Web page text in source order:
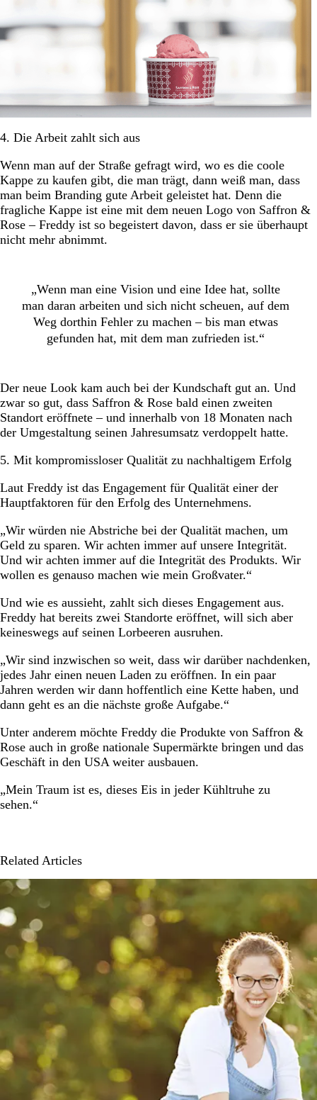
4. Die Arbeit zahlt sich aus
Wenn man auf der Straße gefragt wird, wo es die coole
Kappe zu kaufen gibt, die man trägt, dann weiß man, dass
man beim Branding gute Arbeit geleistet hat. Denn die
fragliche Kappe ist eine mit dem neuen Logo von Saffron &
Rose – Freddy ist so begeistert davon, dass er sie überhaupt
nicht mehr abnimmt.
„Wenn man eine Vision und eine Idee hat, sollte
man daran arbeiten und sich nicht scheuen, auf dem
Weg dorthin Fehler zu machen – bis man etwas
gefunden hat, mit dem man zufrieden ist.“
Der neue Look kam auch bei der Kundschaft gut an. Und
zwar so gut, dass Saffron & Rose bald einen zweiten
Standort eröffnete – und innerhalb von 18 Monaten nach
der Umgestaltung seinen Jahresumsatz verdoppelt hatte.
5. Mit kompromissloser Qualität zu nachhaltigem Erfolg
Laut Freddy ist das Engagement für Qualität einer der
Hauptfaktoren für den Erfolg des Unternehmens.
„Wir würden nie Abstriche bei der Qualität machen, um
Geld zu sparen. Wir achten immer auf unsere Integrität.
Und wir achten immer auf die Integrität des Produkts. Wir
wollen es genauso machen wie mein Großvater.“
Und wie es aussieht, zahlt sich dieses Engagement aus.
Freddy hat bereits zwei Standorte eröffnet, will sich aber
keineswegs auf seinen Lorbeeren ausruhen.
„Wir sind inzwischen so weit, dass wir darüber nachdenken,
jedes Jahr einen neuen Laden zu eröffnen. In ein paar
Jahren werden wir dann hoffentlich eine Kette haben, und
dann geht es an die nächste große Aufgabe.“
Unter anderem möchte Freddy die Produkte von Saffron &
Rose auch in große nationale Supermärkte bringen und das
Geschäft in den USA weiter ausbauen.
„Mein Traum ist es, dieses Eis in jeder Kühltruhe zu
sehen.“
Related Articles